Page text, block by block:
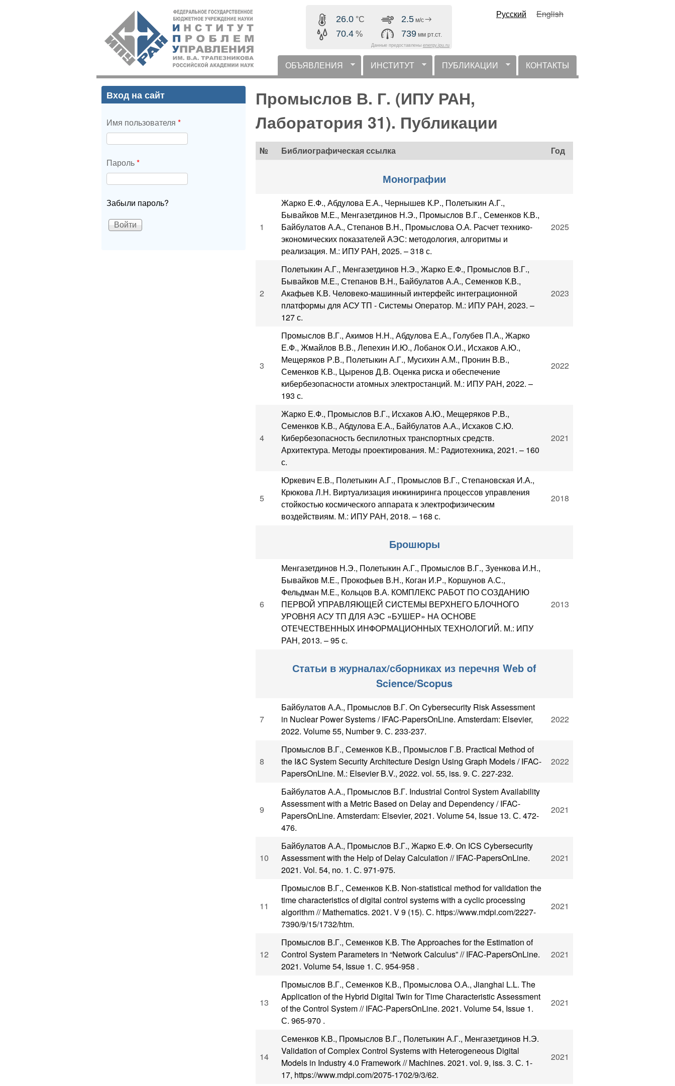
содержанию
ИПУ
РАН
26.0 °C
70.4 %
2.5 м/с
739 мм рт.ст.
Данные предоставлены energy.ipu.ru
Русский English
горизонтальное меню
ОБЪЯВЛЕНИЯ ИНСТИТУТ ПУБЛИКАЦИИ КОНТАКТЫ
Промыслов В. Г. (ИПУ РАН,
Лаборатория 31). Публикации
№ Библиографическая ссылка Год
Монографии
1
Жарко Е.Ф., Абдулова Е.А., Чернышев К.Р., Полетыкин А.Г.,
Бывайков М.Е., Менгазетдинов Н.Э., Промыслов В.Г., Семенков К.В.,
Байбулатов А.А., Степанов В.Н., Промыслова О.А. Расчет технико-
экономических показателей АЭС: методология, алгоритмы и
реализация. М.: ИПУ РАН, 2025. – 318 с.
2025
2
Полетыкин А.Г., Менгазетдинов Н.Э., Жарко Е.Ф., Промыслов В.Г.,
Бывайков М.Е., Степанов В.Н., Байбулатов А.А., Семенков К.В.,
Акафьев К.В. Человеко-машинный интерфейс интеграционной
платформы для АСУ ТП - Системы Оператор. М.: ИПУ РАН, 2023. –
127 с.
2023
3
Промыслов В.Г., Акимов Н.Н., Абдулова Е.А., Голубев П.А., Жарко
Е.Ф., Жмайлов В.В., Лепехин И.Ю., Лобанок О.И., Исхаков А.Ю.,
Мещеряков Р.В., Полетыкин А.Г., Мусихин А.М., Пронин В.В.,
Семенков К.В., Цыренов Д.В. Оценка риска и обеспечение
кибербезопасности атомных электростанций. М.: ИПУ РАН, 2022. –
193 с.
2022
4
Жарко Е.Ф., Промыслов В.Г., Исхаков А.Ю., Мещеряков Р.В.,
Семенков К.В., Абдулова Е.А., Байбулатов А.А., Исхаков С.Ю.
Кибербезопасность беспилотных транспортных средств.
Архитектура. Методы проектирования. М.: Радиотехника, 2021. – 160
с.
2021
5
Юркевич Е.В., Полетыкин А.Г., Промыслов В.Г., Степановская И.А.,
Крюкова Л.Н. Виртуализация инжиниринга процессов управления
стойкостью космического аппарата к электрофизическим
воздействиям. М.: ИПУ РАН, 2018. – 168 с.
2018
Брошюры
6
Менгазетдинов Н.Э., Полетыкин А.Г., Промыслов В.Г., Зуенкова И.Н.,
Бывайков М.Е., Прокофьев В.Н., Коган И.Р., Коршунов А.С.,
Фельдман М.Е., Кольцов В.А. КОМПЛЕКС РАБОТ ПО СОЗДАНИЮ
ПЕРВОЙ УПРАВЛЯЮЩЕЙ СИСТЕМЫ ВЕРХНЕГО БЛОЧНОГО
УРОВНЯ АСУ ТП ДЛЯ АЭС «БУШЕР» НА ОСНОВЕ
ОТЕЧЕСТВЕННЫХ ИНФОРМАЦИОННЫХ ТЕХНОЛОГИЙ. М.: ИПУ
РАН, 2013. – 95 с.
2013
Статьи в журналах/сборниках из перечня Web of
Science/Scopus
7
Байбулатов А.А., Промыслов В.Г. On Cybersecurity Risk Assessment
in Nuclear Power Systems / IFAC-PapersOnLine. Amsterdam: Elsevier,
2022. Volume 55, Number 9. С. 233-237.
2022
8
Промыслов В.Г., Семенков К.В., Промыслов Г.В. Practical Method of
the I&C System Security Architecture Design Using Graph Models / IFAC-
PapersOnLine. М.: Elsevier B.V., 2022. vol. 55, iss. 9. С. 227-232.
2022
9
Байбулатов А.А., Промыслов В.Г. Industrial Control System Availability
Assessment with a Metric Based on Delay and Dependency / IFAC-
PapersOnLine. Amsterdam: Elsevier, 2021. Volume 54, Issue 13. С. 472-
476.
2021
10
Байбулатов А.А., Промыслов В.Г., Жарко Е.Ф. On ICS Cybersecurity
Assessment with the Help of Delay Calculation // IFAC-PapersOnLine.
2021. Vol. 54, no. 1. С. 971-975.
2021
11
Промыслов В.Г., Семенков К.В. Non‐statistical method for validation the
time characteristics of digital control systems with a cyclic processing
algorithm // Mathematics. 2021. V 9 (15). С. https://www.mdpi.com/2227-
7390/9/15/1732/htm.
2021
12
Промыслов В.Г., Семенков К.В. The Approaches for the Estimation of
Control System Parameters in “Network Calculus” // IFAC-PapersOnLine.
2021. Volume 54, Issue 1. С. 954-958 .
2021
13
Промыслов В.Г., Семенков К.В., Промыслова О.А., Jianghai L.L. The
Application of the Hybrid Digital Twin for Time Characteristic Assessment
of the Control System // IFAC-PapersOnLine. 2021. Volume 54, Issue 1.
С. 965-970 .
2021
14
Семенков К.В., Промыслов В.Г., Полетыкин А.Г., Менгазетдинов Н.Э.
Validation of Complex Control Systems with Heterogeneous Digital
Models in Industry 4.0 Framework // Machines. 2021. vol. 9, iss. 3. С. 1-
17, https://www.mdpi.com/2075-1702/9/3/62.
2021
Вход на сайт
Имя пользователя *
Пароль*
Забыли пароль?